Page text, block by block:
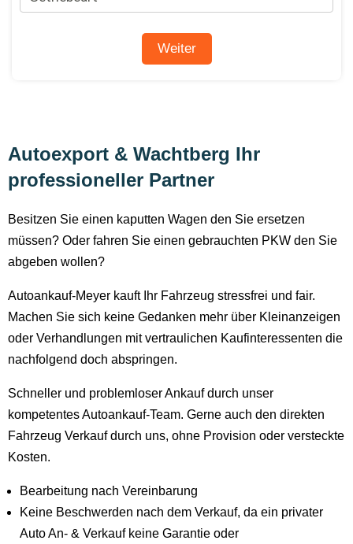
Autoexport & Wachtberg Ihr
professioneller Partner
Besitzen Sie einen kaputten Wagen den Sie ersetzen
müssen? Oder fahren Sie einen gebrauchten PKW den Sie
abgeben wollen?
Autoankauf-Meyer kauft Ihr Fahrzeug stressfrei und fair.
Machen Sie sich keine Gedanken mehr über Kleinanzeigen
oder Verhandlungen mit vertraulichen Kaufinteressenten die
nachfolgend doch abspringen.
Schneller und problemloser Ankauf durch unser
kompetentes Autoankauf-Team. Gerne auch den direkten
Fahrzeug Verkauf durch uns, ohne Provision oder versteckte
Kosten.
Bearbeitung nach Vereinbarung
Keine Beschwerden nach dem Verkauf, da ein privater
Auto An- & Verkauf keine Garantie oder